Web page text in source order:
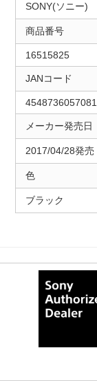
SONY(ソニー)
商品番号
16515825
JANコード
4548736057081
メーカー発売日
2017/04/28発売
色
ブラック